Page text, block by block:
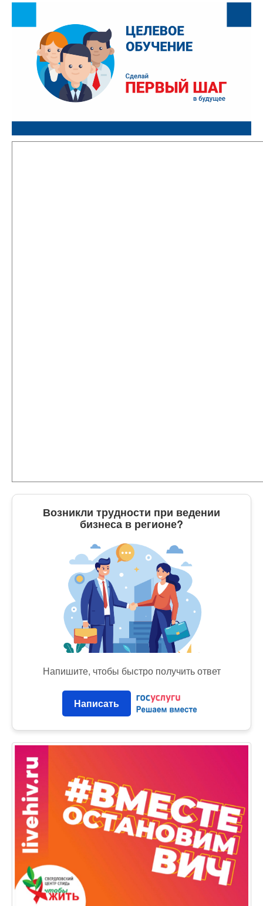
Возникли трудности при ведении
бизнеса в регионе?
Напишите, чтобы быстро получить ответ
Написать